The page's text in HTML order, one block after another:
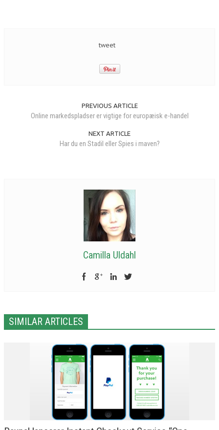
tweet
PREVIOUS ARTICLE
Online markedspladser er vigtige for europæisk e-handel
NEXT ARTICLE
Har du en Stadil eller Spies i maven?
Camilla Uldahl
SIMILAR ARTICLES